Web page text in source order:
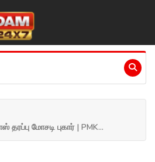
தரப்பு மோசடி புகார் | PMK...